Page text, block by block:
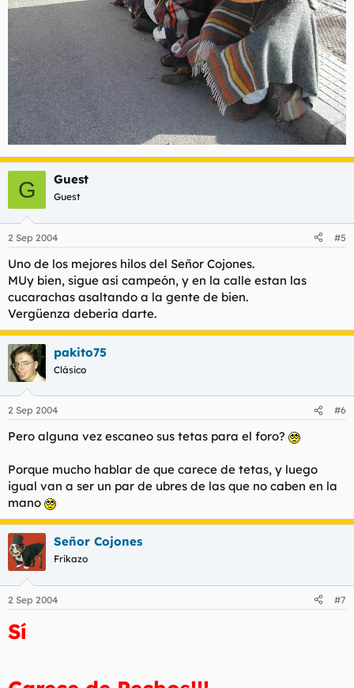
G Guest
Guest
2 Sep 2004 #5
Uno de los mejores hilos del Señor Cojones.
MUy bien, sigue así campeón, y en la calle estan las
cucarachas asaltando a la gente de bien.
Vergüenza deberia darte.
pakito75
Clásico
2 Sep 2004 #6
Pero alguna vez escaneo sus tetas para el foro?
Porque mucho hablar de que carece de tetas, y luego
igual van a ser un par de ubres de las que no caben en la
mano
Señor Cojones
Frikazo
2 Sep 2004 #7
Sí